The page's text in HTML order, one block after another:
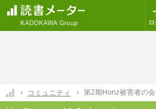
コミュニティ 第2期Honz被害者の会